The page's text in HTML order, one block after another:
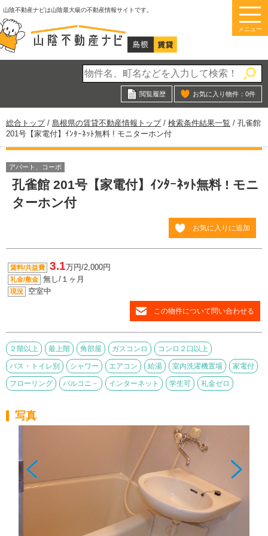
このページの本文へ
山陰不動産ナビは山陰最大級の不動産情報サイトです。
メニュー
閲覧履歴 お気に入り物件： 0件
現
在
の
置：
総合トップ/ 島根県の賃貸不動産情報トップ/ 検索条件結果一覧 / 孔雀館
201号【家電付】ｲﾝﾀｰﾈｯﾄ無料 ! モニターホン付
アパート、コーポ
孔雀館 201号【家電付】ｲﾝﾀｰﾈｯﾄ無料 ! モニ
ターホン付
お気に入りに追加
賃料/共益費 3.1万円/2,000円
礼金/敷金 無し/１ヶ月
現況 空室中
この物件について問い合わせる
２階以上 最上階 角部屋 ガスコンロ コンロ２口以上
バス・トイレ別 シャワー エアコン 給湯 室内洗濯機置場 家電付
フローリング バルコニ－ インターネット 学生可 礼金ゼロ
写真